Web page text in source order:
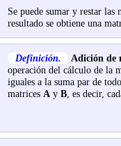
Se puede sumar y restar
resultado se obtiene una
Definición. Adición de
operación del cálculo de la
iguales a la suma par de
matrices A y B, es decir,